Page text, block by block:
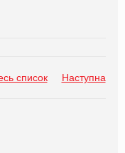
список Наступна